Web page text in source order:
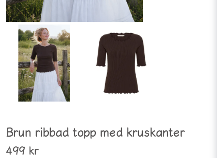
Brun ribbad topp med kruskanter
499 kr